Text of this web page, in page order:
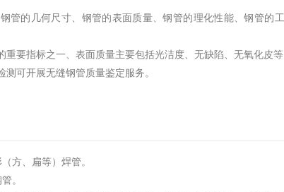
管的几何尺寸、钢管的表面质量、钢管的理化性能、钢管的
要指标之一、表面质量主要包括光洁度、无缺陷、无氧化皮等
可开展无缝钢管质量鉴定服务。
方、扁等）焊管。
。